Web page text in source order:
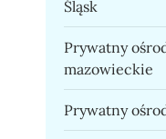
Śląsk
Prywatny
mazowieckie
Prywatny